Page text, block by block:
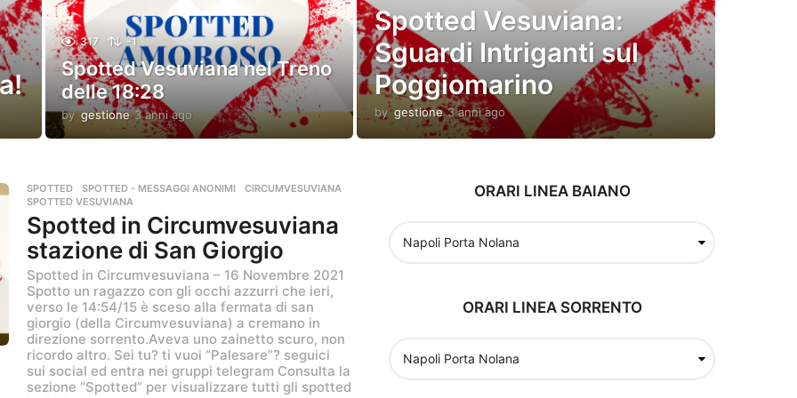
g
o
317 -1
Spotted Vesuviana nel Treno
delle 18:28
by gestione 3 anni ago3
a
o
Spotted Vesuviana:
Sguardi Intriganti sul
Poggiomarino
by gestione 3 anni ago3
a
SPOTTED ,SPOTTED - MESSAGGI ANONIMI CIRCUMVESUVIANA
SPOTTED VESUVIANA
Spotted in Circumvesuviana
stazione di San Giorgio
Spotted in Circumvesuviana – 16 Novembre 2021
Spotto un ragazzo con gli occhi azzurri che ieri,
verso le 14:54/15 è sceso alla fermata di san
giorgio (della Circumvesuviana) a cremano in
direzione sorrento.Aveva uno zainetto scuro, non
ricordo altro. Sei tu? ti vuoi “Palesare”? seguici
sui social ed entra nei gruppi telegram Consulta la
sezione “Spotted” per visualizzare tutti gli spotted
ORARI LINEA BAIANO
ORARI LINEA SORRENTO